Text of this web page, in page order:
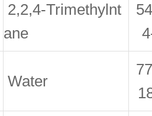
2,2,4-Trimethylnt
ane
Water